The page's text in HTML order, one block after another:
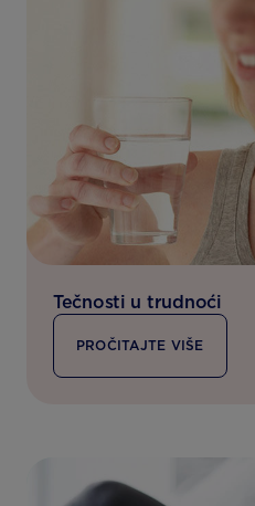
Tečnosti u trudnoći
PROČITAJTE VIŠE